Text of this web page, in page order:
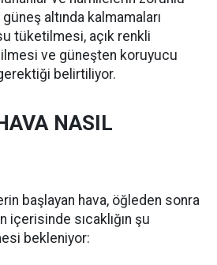
altında kalmamaları
tüketilmesi, açık renkli
ve güneşten koruyucu
belirtiliyor.
NASIL
başlayan hava, öğleden sonra
içerisinde sıcaklığın şu
bekleniyor: